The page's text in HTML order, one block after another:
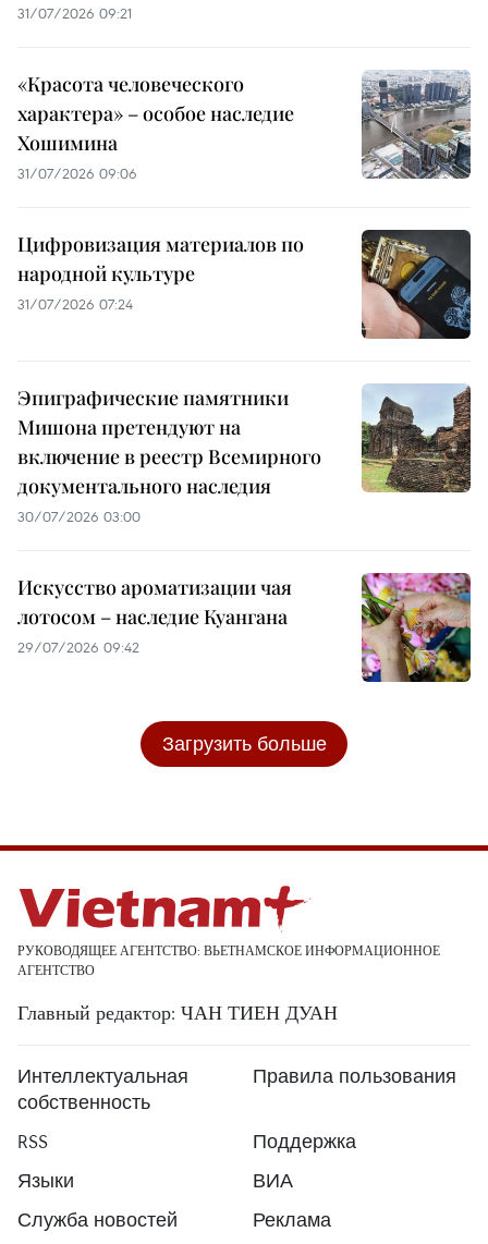
31/07/2026 09:21
«Красота человеческого
характера» – особое наследие
Хошимина
31/07/2026 09:06
Цифровизация материалов по
народной культуре
31/07/2026 07:24
Эпиграфические памятники
Мишона претендуют на
включение в реестр Всемирного
документального наследия
30/07/2026 03:00
Искусство ароматизации чая
лотосом – наследие Куангана
29/07/2026 09:42
Загрузить больше
РУКОВОДЯЩЕЕ АГЕНТСТВО: ВЬЕТНАМСКОЕ ИНФОРМАЦИОННОЕ
АГЕНТСТВО
Главный редактор: ЧАН ТИЕН ДУАН
Интеллектуальная
собственность
Правила пользования
RSS
Поддержка
Языки
ВИА
Служба новостей
Реклама